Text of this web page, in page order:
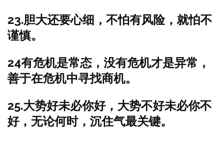
23.胆大还要心细，不怕有风险，就怕不
谨慎。
24有危机是常态，没有危机才是异常，
善于在危机中寻找商机。
25.大势好未必你好，大势不好未必你不
好，无论何时，沉住气最关键。